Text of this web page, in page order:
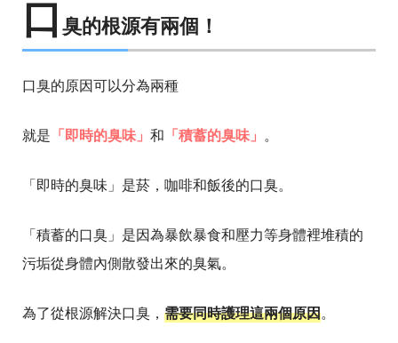
口臭的根源有兩個！
口臭的原因可以分為兩種
就是 「即時的臭味」 和 「積蓄的臭味」 。
「即時的臭味」是菸，咖啡和飯後的口臭。
「積蓄的口臭」是因為暴飲暴食和壓力等身體裡堆積的
污垢從身體內側散發出來的臭氣。
為了從根源解決口臭， 需要同時護理這兩個原因。